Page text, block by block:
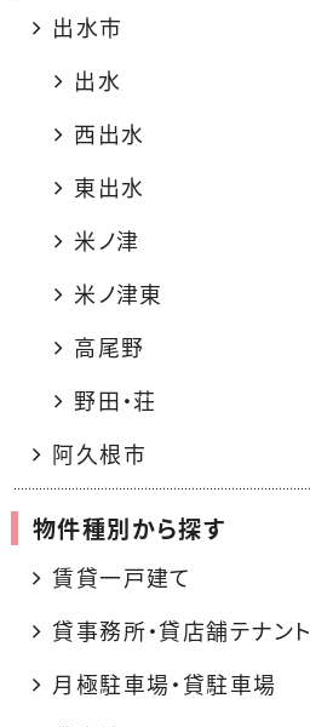
出水市
出水
西出水
東出水
米ノ津
米ノ津東
高尾野
野田・荘
阿久根市
物件種別から探す
賃貸一戸建て
貸事務所・貸店舗テナント
月極駐車場・貸駐車場